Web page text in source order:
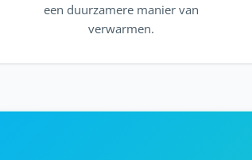
een duurzamere manier van
verwarmen.